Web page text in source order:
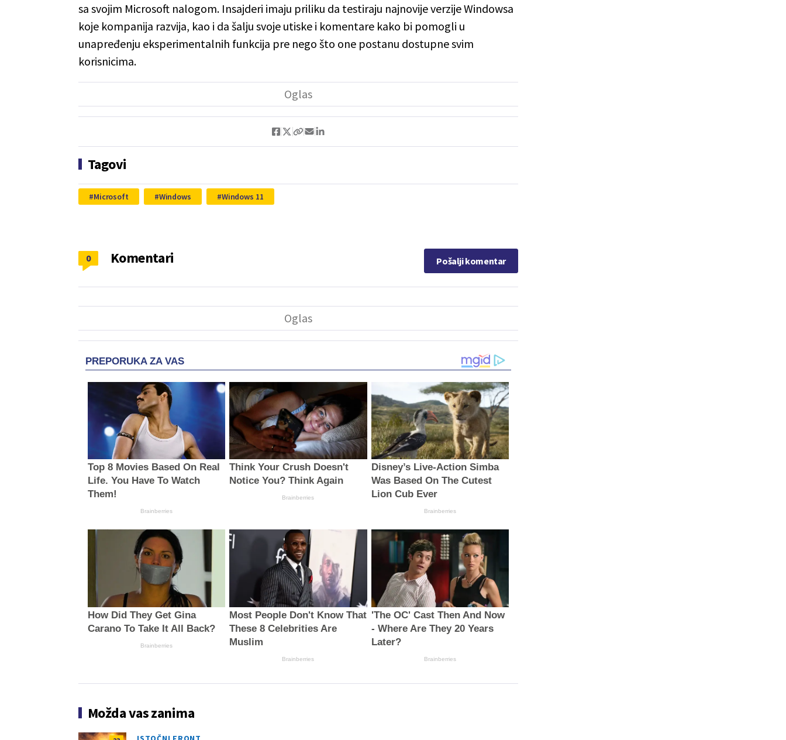
sa svojim Microsoft nalogom. Insajderi imaju priliku da testiraju najnovije verzije Windowsa
koje kompanija razvija, kao i da šalju svoje utiske i komentare kako bi pomogli u
unapređenju eksperimentalnih funkcija pre nego što one postanu dostupne svim
korisnicima.
Tagovi
Microsoft Windows Windows 11
Komentari
0 Pošalji komentar
PREPORUKA ZA VAS
Top 8 Movies Based On Real
Life. You Have To Watch
Them!
Brainberries
Think Your Crush Doesn't
Notice You? Think Again
Brainberries
Disney’s Live-Action Simba
Was Based On The Cutest
Lion Cub Ever
Brainberries
How Did They Get Gina
Carano To Take It All Back?
Brainberries
Most People Don't Know That
These 8 Celebrities Are
Muslim
Brainberries
'The OC' Cast Then And Now
- Where Are They 20 Years
Later?
Brainberries
Možda vas zanima